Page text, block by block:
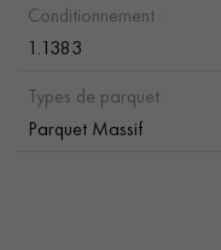
Conditionnement :
1.1383
Types de parquet :
Parquet Massif